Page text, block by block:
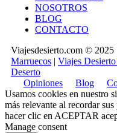
NOSOTROS
BLOG
CONTACTO
Viajesdesierto.com © 2025
Marruecos | Viajes
Deserto
Opiniones
Blog
Usamos cookies en nuestro
más relevante al recordar
hacer clic en ACEPTAR
Manage consent